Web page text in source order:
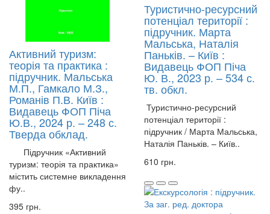
Активний туризм:
теорія та практика :
підручник. Мальська
М.П., Гамкало М.З.,
Романів П.В. Київ :
Видавець ФОП Піча
Ю.В., 2024 р. – 248 с.
Тверда обклад.
Підручник «Активний
туризм: теорія та практика»
містить системне викладення
фу..
395 грн.
Туристично-ресурсний
потенціал території :
підручник. Марта
Мальська, Наталія
Паньків. – Київ :
Видавець ФОП Піча
Ю. В., 2023 р. – 534 с.
тв. обкл.
Туристично-ресурсний
потенціал території :
підручник / Марта Мальська,
Наталія Паньків. – Київ..
610 грн.